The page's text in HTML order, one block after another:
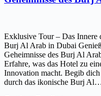
Exklusive Tour – Das Innere
Burj Al Arab in Dubai
Geheimnisse des Burj Al
Erfahre, was das Hotel zu
Innovation macht. Begib
durch das ikonische Burj